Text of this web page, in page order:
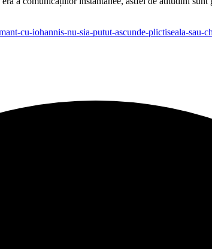
cu-iohannis-nu-sia-putut-ascunde-plictiseala-